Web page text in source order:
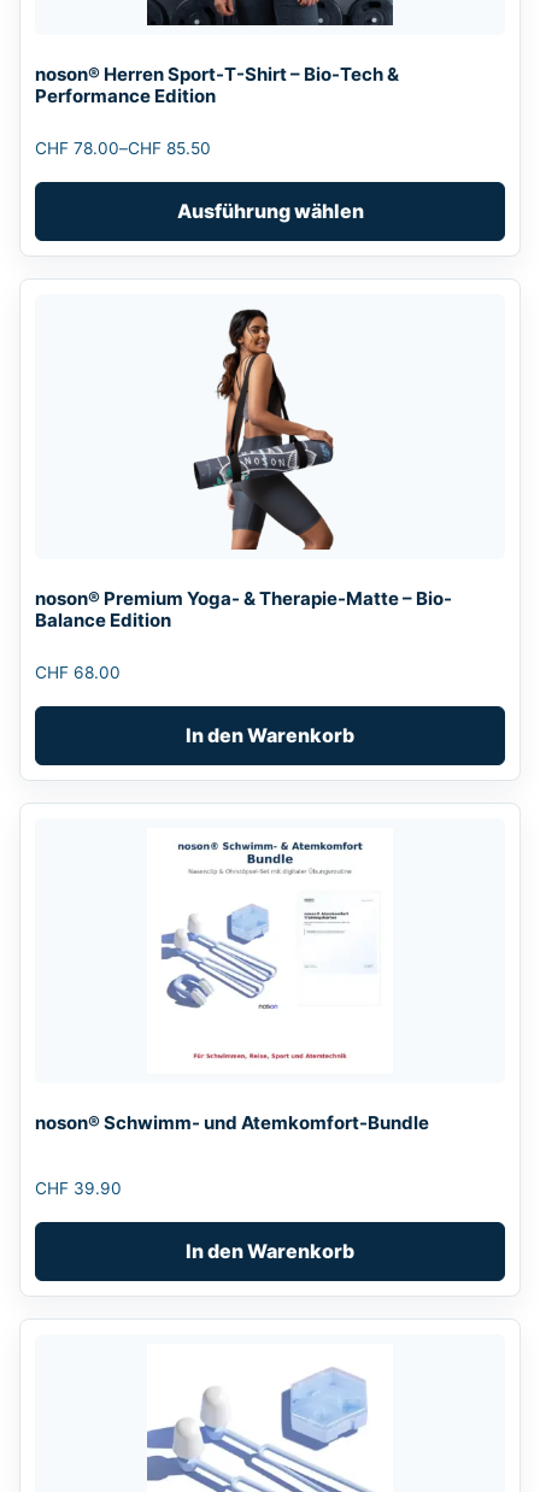
noson® Herren Sport-T-Shirt – Bio-Tech &
Performance Edition
CHF 78.00–CHF 85.50
CHF 85.50
Ausführung wählen
der
gewählt
noson® Premium Yoga- & Therapie-Matte – Bio-
Balance Edition
CHF 68.00
In den Warenkorb
noson® Schwimm- und Atemkomfort-Bundle
CHF 39.90
In den Warenkorb